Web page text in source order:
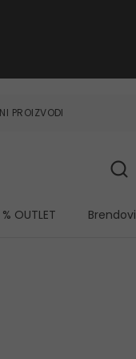
PROIZVODI
% OUTLET Brendovi